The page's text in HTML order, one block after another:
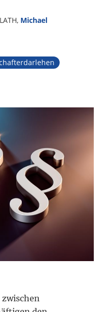
Michael